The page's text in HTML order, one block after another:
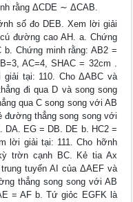
rằng ΔCDE ∼ ΔCAB.
số đo DEB. Xem lời giải
đường cao AH. a. Chứng
Chứng minh rằng: AB2 =
AC=4, SHAC = 32cm .
tại: 110. Cho ΔABC và
đi qua D và song song
qua C song song với AB
đường thẳng song song với
DA. EG = DB. DE b. HC2 =
lời giải tại: 111. Cho hỡnh
trờn cạnh BC. Kẻ tia Ax
tuyến AI của ΔAEF và
thẳng song song với AB
= AF b. Tứ giỏc EGFK là